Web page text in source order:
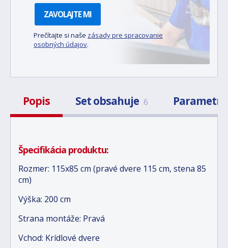
ZAVOLAJTE MI
Prečítajte si naše zásady pre spracovanie
osobných údajov.
Popis Set obsahuje 6 Parametre
Špecifikácia produktu:
Rozmer: 115x85 cm (pravé dvere 115 cm, stena 85
cm)
Výška: 200 cm
Strana montáže: Pravá
Vchod: Krídlové dvere